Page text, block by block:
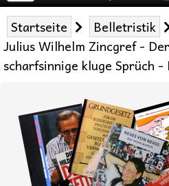
Startseite Belletristik
Julius Wilhelm Zincgref -
scharfsinnige kluge Sprüch -